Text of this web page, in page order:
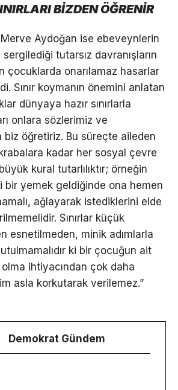
BİZDEN ÖĞRENİR
Aydoğan ise ebeveynlerin
tutarsız davranışların
çocuklarda onarılamaz hasarlar
Sınır koymanın önemini anlatan
dünyaya hazır sınırlarla
onlara sözlerimiz ve
biz öğretiriz. Bu süreçte aileden
kadar her sosyal çevre
kural tutarlılıktır; örneğin
bir yemek geldiğinde ona hemen
ağlayarak istediklerini elde
Sınırlar küçük
esnetilmeden, minik adımlarla
ki bir çocuğun ait
ihtiyacından çok daha
asla korkutarak verilemez.”
Demokrat Gündem